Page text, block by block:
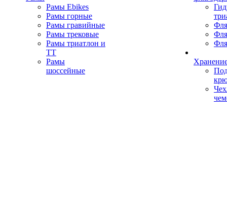
Рамы Ebikes
Рамы горные
Рамы гравийные
Рамы трековые
Рамы триатлон и
ТТ
Рамы
шоссейные